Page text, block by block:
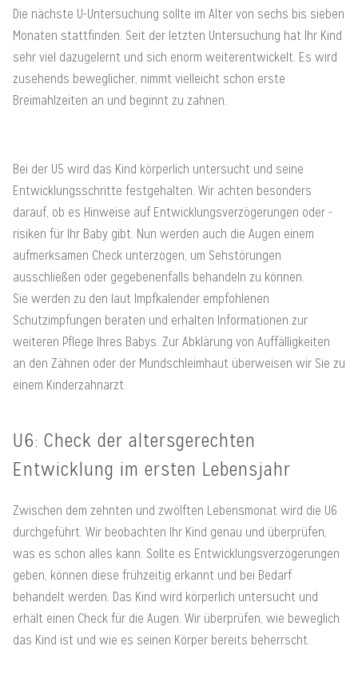
Die nächste U-Untersuchung sollte im Alter von sechs bis sieben
Monaten stattfinden. Seit der letzten Untersuchung hat Ihr Kind
sehr viel dazugelernt und sich enorm weiterentwickelt. Es wird
zusehends beweglicher, nimmt vielleicht schon erste
Breimahlzeiten an und beginnt zu zahnen.
Bei der U5 wird das Kind körperlich untersucht und seine
Entwicklungsschritte festgehalten. Wir achten besonders
darauf, ob es Hinweise auf Entwicklungsverzögerungen oder -
risiken für Ihr Baby gibt. Nun werden auch die Augen einem
aufmerksamen Check unterzogen, um Sehstörungen
ausschließen oder gegebenenfalls behandeln zu können.
Sie werden zu den laut Impfkalender empfohlenen
Schutzimpfungen beraten und erhalten Informationen zur
weiteren Pflege Ihres Babys. Zur Abklärung von Auffälligkeiten
an den Zähnen oder der Mundschleimhaut überweisen wir Sie zu
einem Kinderzahnarzt.
U6: Check der altersgerechten
Entwicklung im ersten Lebensjahr
Zwischen dem zehnten und zwölften Lebensmonat wird die U6
durchgeführt. Wir beobachten Ihr Kind genau und überprüfen,
was es schon alles kann. Sollte es Entwicklungsverzögerungen
geben, können diese frühzeitig erkannt und bei Bedarf
behandelt werden. Das Kind wird körperlich untersucht und
erhält einen Check für die Augen. Wir überprüfen, wie beweglich
das Kind ist und wie es seinen Körper bereits beherrscht.